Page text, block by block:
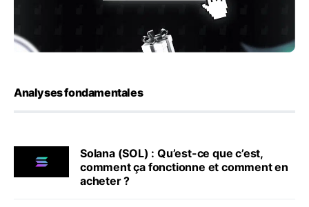
Analyses fondamentales
Solana (SOL) : Qu’est-ce que c’est,
comment ça fonctionne et comment en
acheter ?